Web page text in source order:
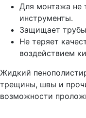
Для монтажа не
инструменты.
Защищает
Не теряет
воздействием
Жидкий
трещины, швы и
возможности